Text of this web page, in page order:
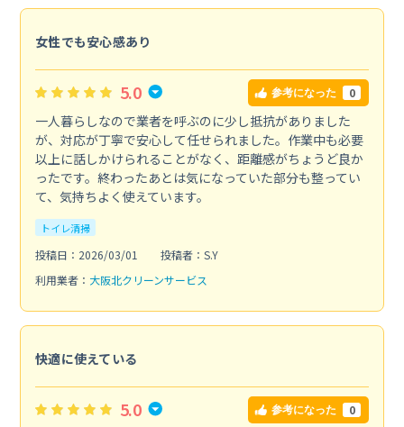
女性でも安心感あり
5.0 参考になった 0
一人暮らしなので業者を呼ぶのに少し抵抗がありました
が、対応が丁寧で安心して任せられました。作業中も必要
以上に話しかけられることがなく、距離感がちょうど良か
ったです。終わったあとは気になっていた部分も整ってい
て、気持ちよく使えています。
トイレ清掃
投稿日：2026/03/01
投稿者：S.Y
利用業者： 大阪北クリーンサービス
快適に使えている
5.0 参考になった 0